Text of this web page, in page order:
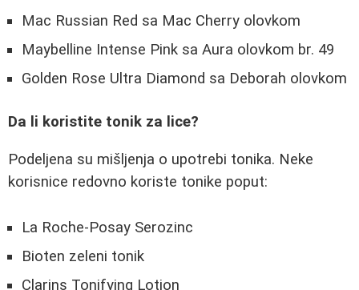
Mac Russian Red sa Mac Cherry olovkom
Maybelline Intense Pink sa Aura olovkom br. 49
Golden Rose Ultra Diamond sa Deborah olovkom
Da li koristite tonik za lice?
Podeljena su mišljenja o upotrebi tonika. Neke
korisnice redovno koriste tonike poput:
La Roche-Posay Serozinc
Bioten zeleni tonik
Clarins Tonifying Lotion